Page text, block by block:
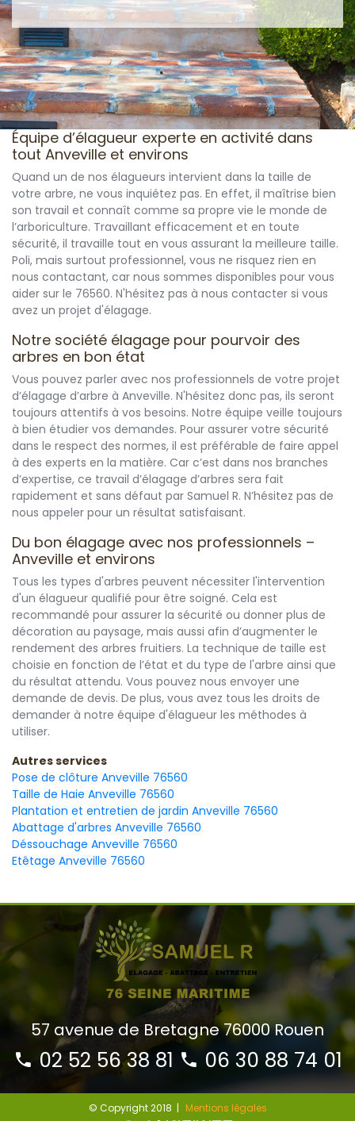
Équipe d’élagueur experte en activité dans
tout Anveville et environs
Quand un de nos élagueurs intervient dans la taille de
votre arbre, ne vous inquiétez pas. En effet, il maîtrise bien
son travail et connaît comme sa propre vie le monde de
l’arboriculture. Travaillant efficacement et en toute
sécurité, il travaille tout en vous assurant la meilleure taille.
Poli, mais surtout professionnel, vous ne risquez rien en
nous contactant, car nous sommes disponibles pour vous
aider sur le 76560. N'hésitez pas à nous contacter si vous
avez un projet d'élagage.
Notre société élagage pour pourvoir des
arbres en bon état
Vous pouvez parler avec nos professionnels de votre projet
d’élagage d’arbre à Anveville. N'hésitez donc pas, ils seront
toujours attentifs à vos besoins. Notre équipe veille toujours
à bien étudier vos demandes. Pour assurer votre sécurité
dans le respect des normes, il est préférable de faire appel
à des experts en la matière. Car c’est dans nos branches
d’expertise, ce travail d’élagage d’arbres sera fait
rapidement et sans défaut par Samuel R. N’hésitez pas de
nous appeler pour un résultat satisfaisant.
Du bon élagage avec nos professionnels –
Anveville et environs
Tous les types d'arbres peuvent nécessiter l'intervention
d'un élagueur qualifié pour être soigné. Cela est
recommandé pour assurer la sécurité ou donner plus de
décoration au paysage, mais aussi afin d’augmenter le
rendement des arbres fruitiers. La technique de taille est
choisie en fonction de l’état et du type de l'arbre ainsi que
du résultat attendu. Vous pouvez nous envoyer une
demande de devis. De plus, vous avez tous les droits de
demander à notre équipe d'élagueur les méthodes à
utiliser.
Autres services
Pose de clôture Anveville 76560
Taille de Haie Anveville 76560
Plantation et entretien de jardin Anveville 76560
Abattage d'arbres Anveville 76560
Déssouchage Anveville 76560
Etêtage Anveville 76560
57 avenue de Bretagne 76000 Rouen
02 52 56 38 81 06 30 88 74 01
© Copyright 2018 | Mentions légales